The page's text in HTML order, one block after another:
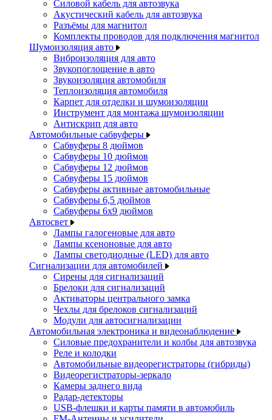
Силовой кабель для автозвука
Акустический кабель для автозвука
Разъёмы для магнитол
Комплекты проводов для подключения магнитол
Шумоизоляция авто
Виброизоляция для авто
Звукопоглощение в авто
Звукоизоляция автомобиля
Теплоизоляция автомобиля
Карпет для отделки и шумоизоляции
Инструмент для монтажа шумоизоляции
Антискрип для авто
Автомобильные сабвуферы
Сабвуферы 8 дюймов
Сабвуферы 10 дюймов
Сабвуферы 12 дюймов
Сабвуферы 15 дюймов
Сабвуферы активные автомобильные
Сабвуферы 6,5 дюймов
Сабвуферы 6x9 дюймов
Автосвет
Лампы галогеновые для авто
Лампы ксеноновые для авто
Лампы светодиодные (LED) для авто
Сигнализации для автомобилей
Сирены для сигнализаций
Брелоки для сигнализаций
Активаторы центрального замка
Чехлы для брелоков сигнализаций
Модули для автосигнализации
Автомобильная электроника и видеонаблюдение
Силовые предохранители и колбы для автозвука
Реле и колодки
Автомобильные видеорегистраторы (гибриды)
Видеорегистраторы-зеркало
Камеры заднего вида
Радар-детекторы
USB-флешки и карты памяти в автомобиль